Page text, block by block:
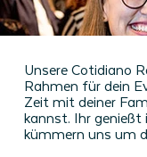
Unsere Cotidiano
Rahmen für dein
Zeit mit deiner
kannst. Ihr genießt
kümmern uns um